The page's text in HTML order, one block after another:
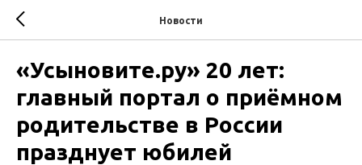
Новости
«Усыновите.ру» 20 лет:
главный портал о приёмном
родительстве в России
празднует юбилей